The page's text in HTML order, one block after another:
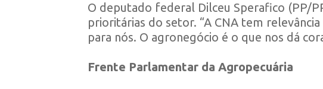
O deputado federal Dilceu Sperafico (PP/
prioritárias do setor. “A CNA tem
para nós. O agronegócio é o que nos dá
Frente Parlamentar da Agropecuária